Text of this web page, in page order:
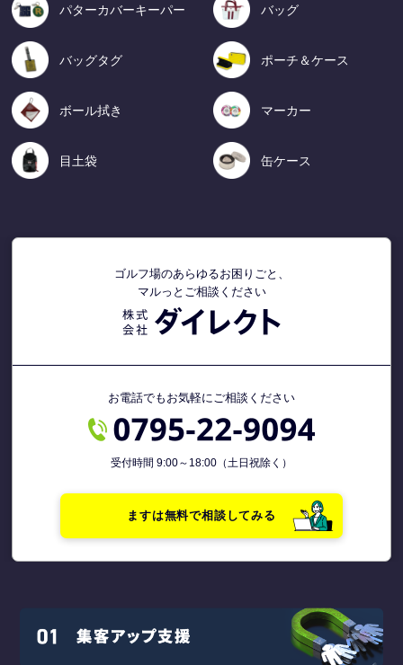
パターカバーキーパー バッグ
バッグタグ ポーチ＆ケース
ボール拭き マーカー
目土袋 缶ケース
ゴルフ場のあらゆるお困りごと、
マルっとご相談ください
お電話でもお気軽にご相談ください
受付時間 9:00～18:00（土日祝除く）
ますは無料で相談してみる